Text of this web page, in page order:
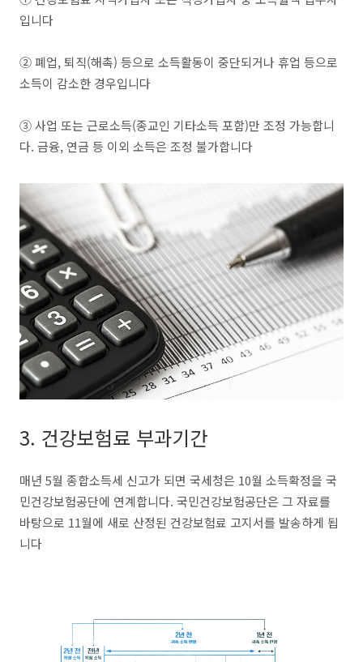
입니다
② 폐업, 퇴직(해촉) 등으로 소득활동이 중단되거나 휴업 등으로
소득이 감소한 경우입니다
③ 사업 또는 근로소득(종교인 기타소득 포함)만 조정 가능합니
다. 금융, 연금 등 이외 소득은 조정 불가합니다
3. 건강보험료 부과기간
매년 5월 종합소득세 신고가 되면 국세청은 10월 소득확정을 국
민건강보험공단에 연계합니다. 국민건강보험공단은 그 자료를
바탕으로 11월에 새로 산정된 건강보험료 고지서를 발송하게 됩
니다